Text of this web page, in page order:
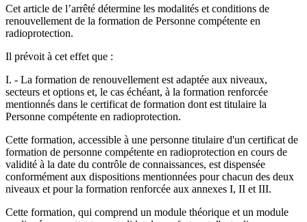
Cet article de l’arrêté détermine les modalités et conditions de
renouvellement de la formation de Personne compétente en
radioprotection.
Il prévoit à cet effet que :
I. - La formation de renouvellement est adaptée aux niveaux,
secteurs et options et, le cas échéant, à la formation renforcée
mentionnés dans le certificat de formation dont est titulaire la
Personne compétente en radioprotection.
Cette formation, accessible à une personne titulaire d'un certificat de
formation de personne compétente en radioprotection en cours de
validité à la date du contrôle de connaissances, est dispensée
conformément aux dispositions mentionnées pour chacun des deux
niveaux et pour la formation renforcée aux annexes I, II et III.
Cette formation, qui comprend un module théorique et un module